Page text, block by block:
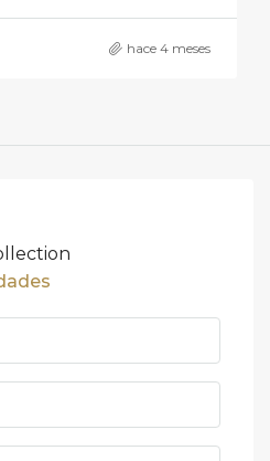
hace 4 meses